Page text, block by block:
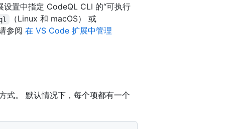
置中指定 CodeQL CLI 的“可执行
（Linux 和 macOS） 或
参阅 在 VS Code 扩展中管理
式。 默认情况下，每个项都有一个